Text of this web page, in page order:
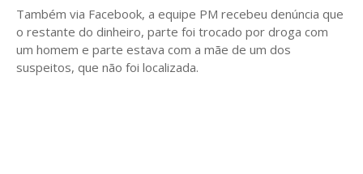
Também via Facebook, a equipe PM recebeu denúncia que
o restante do dinheiro, parte foi trocado por droga com
um homem e parte estava com a mãe de um dos
suspeitos, que não foi localizada.